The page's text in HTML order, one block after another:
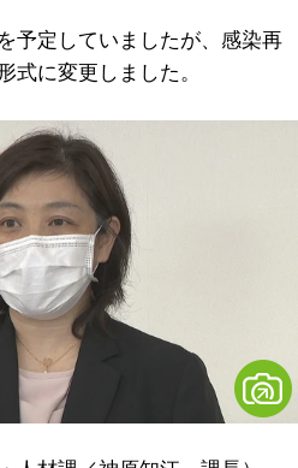
予定していましたが、感染再
式に変更しました。